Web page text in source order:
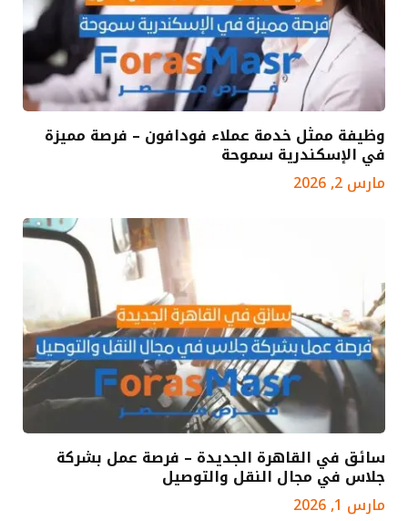
وظيفة ممثل خدمة عملاء فودافون – فرصة مميزة
في الإسكندرية سموحة
مارس 2, 2026
سائق في القاهرة الجديدة – فرصة عمل بشركة
جلاس في مجال النقل والتوصيل
مارس 1, 2026